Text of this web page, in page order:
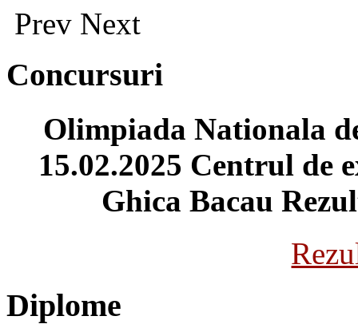
Prev Next
Concursuri
Olimpiada Nationala
15.02.2025 Centrul de
Ghica Bacau
Diplome